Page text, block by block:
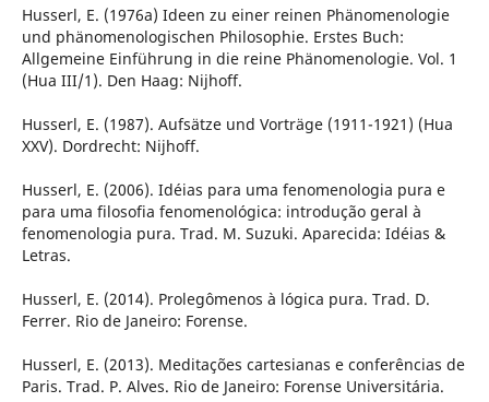
Husserl, E. (1976a) Ideen zu einer reinen Phänomenologie
und phänomenologischen Philosophie. Erstes Buch:
Allgemeine Einführung in die reine Phänomenologie. Vol. 1
(Hua III/1). Den Haag: Nijhoff.
Husserl, E. (1987). Aufsätze und Vorträge (1911-1921) (Hua
XXV). Dordrecht: Nijhoff.
Husserl, E. (2006). Idéias para uma fenomenologia pura e
para uma filosofia fenomenológica: introdução geral à
fenomenologia pura. Trad. M. Suzuki. Aparecida: Idéias &
Letras.
Husserl, E. (2014). Prolegômenos à lógica pura. Trad. D.
Ferrer. Rio de Janeiro: Forense.
Husserl, E. (2013). Meditações cartesianas e conferências de
Paris. Trad. P. Alves. Rio de Janeiro: Forense Universitária.